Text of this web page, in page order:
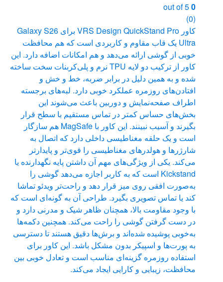
0
(0)
کاور VRS Design QuickStand Pro برای Galaxy S26
Ultra یک قاب مقاوم و کاربردی است که هم محافظت
خوبی از گوشی ارائه می‌دهد و هم امکانات اضافه دارد. این
کاور از ترکیب دو لایه TPU نرم و پلی‌کربنات سخت ساخته
شده و به همین دلیل در برابر ضربه، خط و خش و
افتادن‌های روزمره عملکرد خوبی دارد. لبه‌های برجسته
اطراف صفحه‌نمایش و دوربین باعث می‌شوند این
بخش‌های حساس کمتر در تماس مستقیم با سطح قرار
بگیرند و آسیب نبینند. این کاور با MagSafe هم سازگار
است و یک حلقه مغناطیسی داخلی دارد که اتصال به
شارژرها و هولدرهای مغناطیسی را قوی‌تر و پایدارتر
می‌کند. یکی از ویژگی‌های مهم آن داشتن پایه نگهدارنده یا
Kickstand است که به کاربر اجازه می‌دهد گوشی را
به‌صورت افقی روی میز قرار دهد و راحت‌تر ویدئو تماشا
کند یا تماس تصویری بگیرد. طراحی آن به گونه‌ای است که
با وجود مقاومت بالا، همچنان ظاهر شیک و مدرنی دارد و
در دست گرفتن گوشی را راحت می‌کند. همچنین دکمه‌ها
به‌خوبی پوشیده شده‌اند و برش‌ها دقیق هستند تا دسترسی
به پورت‌ها و اسپیکر بدون مشکل باشد. این کاور برای
استفاده روزمره گزینه‌ای مناسب است و تعادل خوبی بین
محافظت، زیبایی و کارایی ایجاد می‌کند.